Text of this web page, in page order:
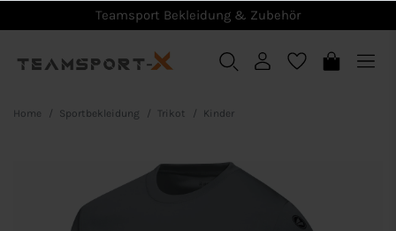
Teamsport Bekleidung & Zubehör
Home Sportbekleidung Trikot Kinder